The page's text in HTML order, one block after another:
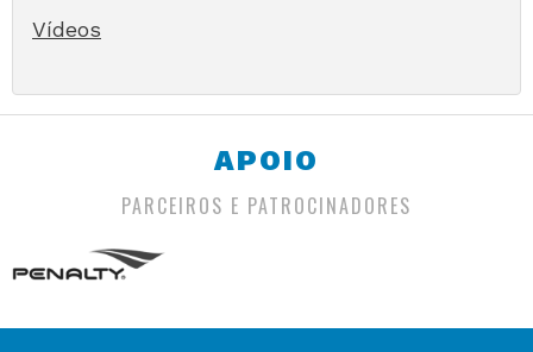
Vídeos
APOIO
PARCEIROS E PATROCINADORES